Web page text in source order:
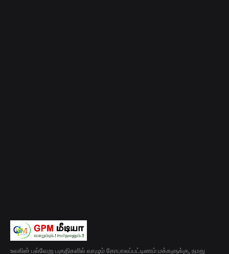
உலகின் பல்வேறு பகுதிகளில் வாழும் கோபாலப்பட்டிணம் மக்களுக்கு, நமது